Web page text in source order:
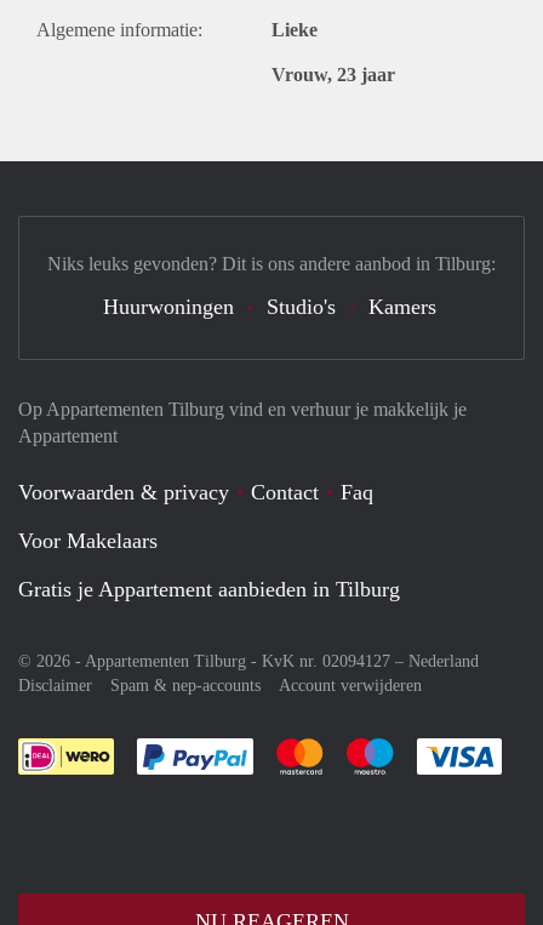
Algemene informatie: Lieke
Vrouw, 23 jaar
Op Appartementen Tilburg vind en verhuur je makkelijk je
Appartement
Voorwaarden & privacy Contact
Faq
Voor Makelaars
Gratis je Appartement aanbieden in Tilburg
© 2026 - Appartementen Tilburg - KvK nr. 02094127 – Nederland
Disclaimer
Spam & nep-accounts Account verwijderen
Je rekent gemakkelijk af met Paypal
Je rekent gemakkelijk af met
Je rekent
Niks leuks gevonden? Dit is ons andere aanbod in Tilburg:
Huurwoningen Studio's Kamers